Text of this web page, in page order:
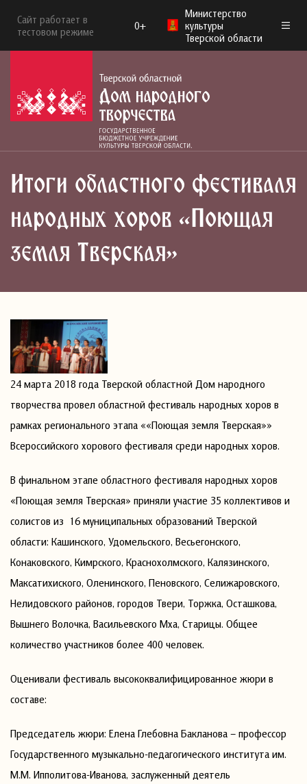
Сайт работает в
тестовом режиме
0+
Министерство
культуры
Тверской области
Итоги областного фестиваля
народных хоров «Поющая
земля Тверская»
24 марта 2018 года Тверской областной Дом народного
творчества провел областной фестиваль народных хоров в
рамках регионального этапа ««Поющая земля Тверская»»
Всероссийского хорового фестиваля среди народных хоров.
В финальном этапе областного фестиваля народных хоров
«Поющая земля Тверская» приняли участие 35 коллективов и
солистов из 16 муниципальных образований Тверской
области: Кашинского, Удомельского, Весьегонского,
Конаковского, Кимрского, Краснохолмского, Калязинского,
Максатихиского, Оленинского, Пеновского, Селижаровского,
Нелидовского районов, городов Твери, Торжка, Осташкова,
Вышнего Волочка, Васильевского Мха, Старицы. Общее
количество участников более 400 человек.
Оценивали фестиваль высококвалифицированное жюри в
составе:
Председатель жюри: Елена Глебовна Бакланова – профессор
Государственного музыкально-педагогического института им.
М.М. Ипполитова-Иванова, заслуженный деятель